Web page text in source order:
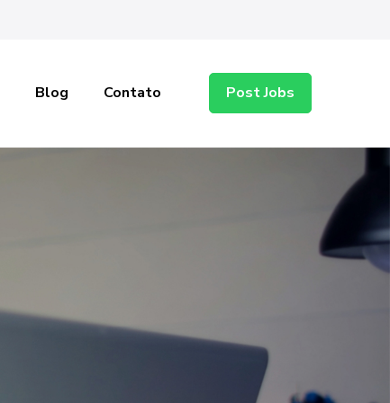
Blog Contato Post Jobs